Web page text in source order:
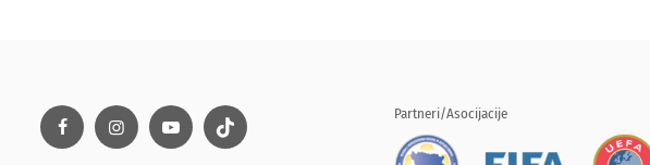
Partneri/Asocijacije